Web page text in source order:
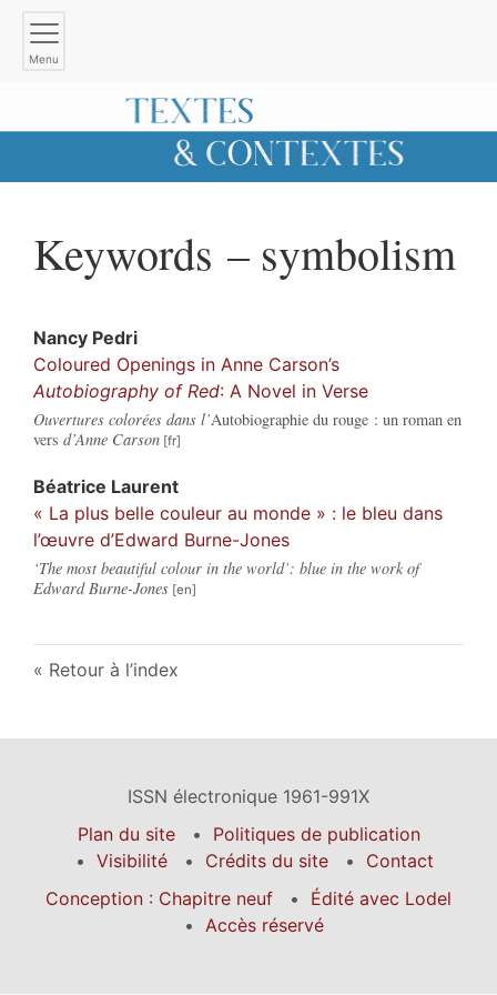
Menu
Keywords – symbolism
Nancy Pedri
Coloured Openings in Anne Carson’s
Autobiography of Red: A Novel in Verse
Ouvertures colorées dans l’Autobiographie du rouge : un roman en
vers d’Anne Carson
Béatrice Laurent
« La plus belle couleur au monde » : le bleu dans
l’œuvre d’Edward Burne-Jones
‘The most beautiful colour in the world’: blue in the work of
Edward Burne-Jones
Retour à l’index
ISSN électronique 1961-991X
Plan du site
Politiques de publication
Visibilité
Crédits du site
Contact
Conception : Chapitre neuf
Édité avec Lodel
Accès réservé